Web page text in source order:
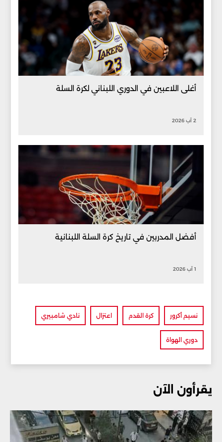
أغلى اللاعبين في الدوري اللبناني لكرة السلة
2 آب 2026
أفضل المدربين في تاريخ كرة السلة اللبنانية
1 آب 2026
نسيم أكرور كرة القدم اعتزال نادي شامبيري
دوري الهواة
يقرأون الآن